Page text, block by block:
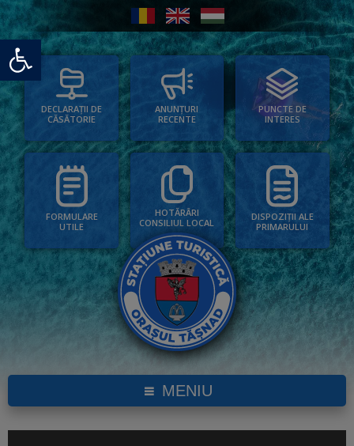
Deschide bara de unelte
DECLARAȚII DE
CĂSĂTORIE
ANUNȚURI
RECENTE
PUNCTE DE
INTERES
FORMULARE
UTILE
HOTĂRÂRI
CONSILIUL LOCAL
DISPOZIȚII ALE
PRIMARULUI
MENIU